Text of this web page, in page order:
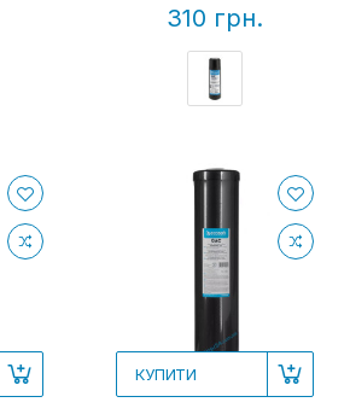
310 грн.
КУПИТИ